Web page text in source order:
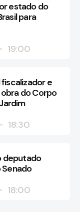
estado do
para
19:00
e
do Corpo
18:30
deputado
18:00